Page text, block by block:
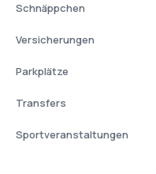
Schnäppchen
Versicherungen
Parkplätze
Transfers
Sportveranstaltungen